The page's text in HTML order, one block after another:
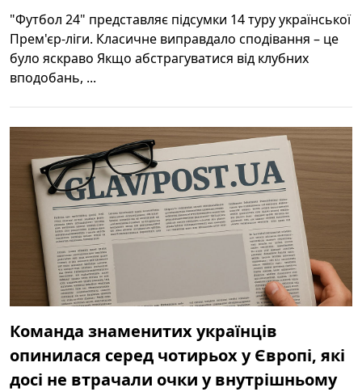
"Футбол 24" представляє підсумки 14 туру української
Прем'єр-ліги. Класичне виправдало сподівання – це
було яскраво Якщо абстрагуватися від клубних
вподобань, ...
Команда знаменитих українців
опинилася серед чотирьох у Європі, які
досі не втрачали очки у внутрішньому